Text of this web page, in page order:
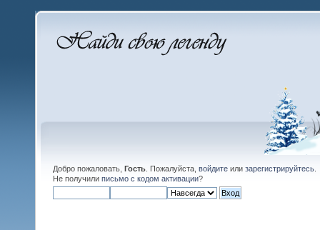
Добро пожаловать, Гость . Пожалуйста, войдите или зарегистрируйтесь
Не получили письмо с кодом активации?